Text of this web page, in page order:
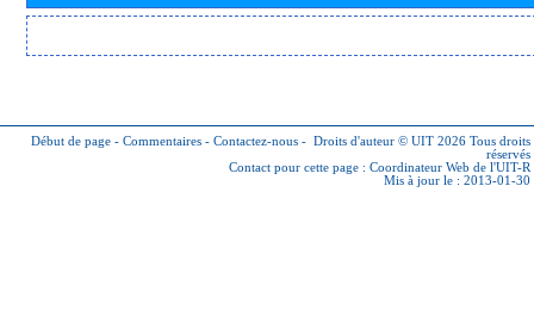
Début de page - Commentaires - Contactez-nous - Droits d'auteur © UIT 2026 Tous droits
réservés
Contact pour cette page : Coordinateur Web de l'UIT-R
Mis à jour le : 2013-01-30